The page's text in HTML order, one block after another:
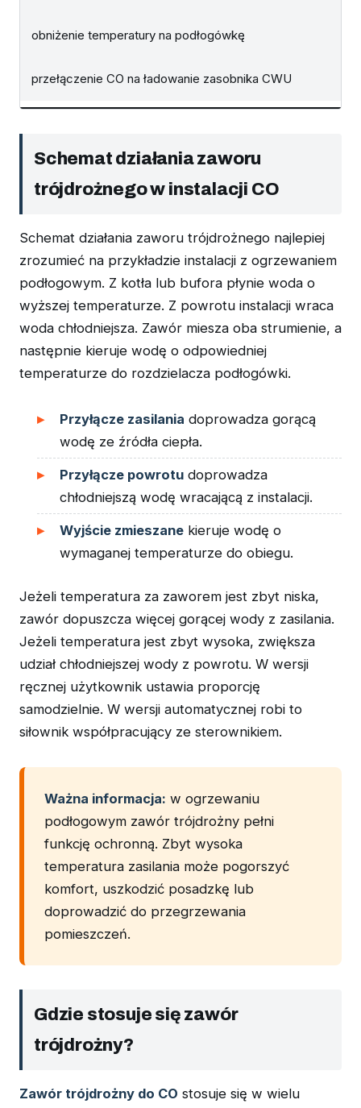
obniżenie temperatury na podłogówkę
przełączenie CO na ładowanie zasobnika CWU
Schemat działania zaworu
trójdrożnego w instalacji CO
Schemat działania zaworu trójdrożnego najlepiej
zrozumieć na przykładzie instalacji z ogrzewaniem
podłogowym. Z kotła lub bufora płynie woda o
wyższej temperaturze. Z powrotu instalacji wraca
woda chłodniejsza. Zawór miesza oba strumienie, a
następnie kieruje wodę o odpowiedniej
temperaturze do rozdzielacza podłogówki.
Przyłącze zasilania doprowadza gorącą
wodę ze źródła ciepła.
Przyłącze powrotu doprowadza
chłodniejszą wodę wracającą z instalacji.
Wyjście zmieszane kieruje wodę o
wymaganej temperaturze do obiegu.
Jeżeli temperatura za zaworem jest zbyt niska,
zawór dopuszcza więcej gorącej wody z zasilania.
Jeżeli temperatura jest zbyt wysoka, zwiększa
udział chłodniejszej wody z powrotu. W wersji
ręcznej użytkownik ustawia proporcję
samodzielnie. W wersji automatycznej robi to
siłownik współpracujący ze sterownikiem.
Ważna informacja: w ogrzewaniu
podłogowym zawór trójdrożny pełni
funkcję ochronną. Zbyt wysoka
temperatura zasilania może pogorszyć
komfort, uszkodzić posadzkę lub
doprowadzić do przegrzewania
pomieszczeń.
Gdzie stosuje się zawór
trójdrożny?
Zawór trójdrożny do CO stosuje się w wielu